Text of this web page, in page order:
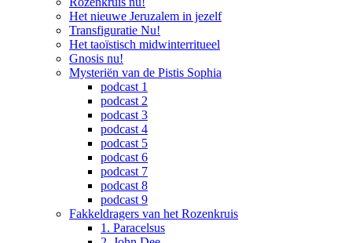
Het nieuwe Jeruzalem in jezelf
Transfiguratie Nu!
Het taoïstisch midwinterritueel
Gnosis nu!
Mysteriën van de Pistis Sophia
podcast 1
podcast 2
podcast 3
podcast 4
podcast 5
podcast 6
podcast 7
podcast 8
podcast 9
Fakkeldragers van het Rozenkruis
1. Paracelsus